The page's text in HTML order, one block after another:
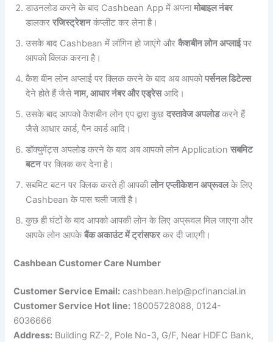
डाउनलोड करने के बाद Cashbean App में अपनामोबाइल नंबर
डालकररजिस्ट्रेशनकंप्लीट कर लेना है।
उसके बाद Cashbean में लॉगिन हो जाएंगे औरकैशबीन लोन अप्लाईपर
आपको क्लिक करना है।
कैश बीन लोन अप्लाई पर क्लिक करने के बाद अब आपकोपर्सनल डिटेल्स
देने होते हैं जैसेनाम, आधार नंबर और एड्रेसआदि।
उसके बाद आपको कैशबीन लोन एप द्वारा कुछदस्तावेज अपलोडकरने हैं
जैसे आधार कार्ड, पैन कार्ड आदि।
डॉक्युमेंट्स अपलोड करने के बाद अब आपको लोन Applicationसबमिट
बटनपर क्लिक कर देना है।
सबमिट बटन पर क्लिक करते ही आपकीलोन एप्लीकेशन अप्रूवलके लिए
Cashbean के पास चली जाती है।
कुछ ही घंटों के बाद आपको आपकी लोन के लिए अप्रूवल मिल जाएगा और
आपके लोन आपकेबैंक अकाउंट में ट्रांसफरकर दी जाएगी।
Cashbean Customer Care Number
Customer Service Email: cashbean.help@pcfinancial.in
Customer Service Hot line: 18005728088, 0124-
6036666
Address: Building RZ-2, Pole No-3, G/F, Near HDFC Bank,